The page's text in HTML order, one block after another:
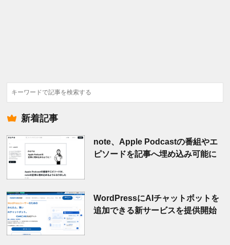
検
索
新着記事
note、Apple Podcastの番組やエ
ピソードを記事へ埋め込み可能に
WordPressにAIチャットボットを
追加できる新サービスを提供開始